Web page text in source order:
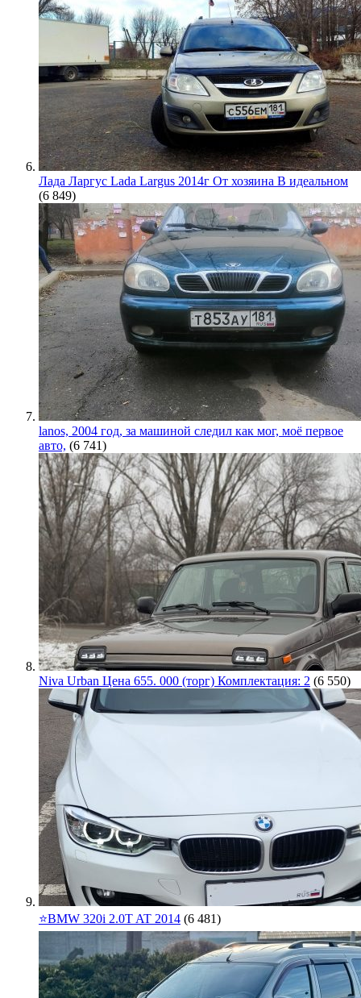
Лада Ларгус Lada Largus 2014г От хозяина В идеальном
(6 849)
lanos, 2004 год, за машиной следил как мог, моё первое
авто, (6 741)
Niva Urban Цена 655. 000 (торг) Комплектация: 2 (6 550)
⭐️BMW 320i 2.0T AT 2014 (6 481)